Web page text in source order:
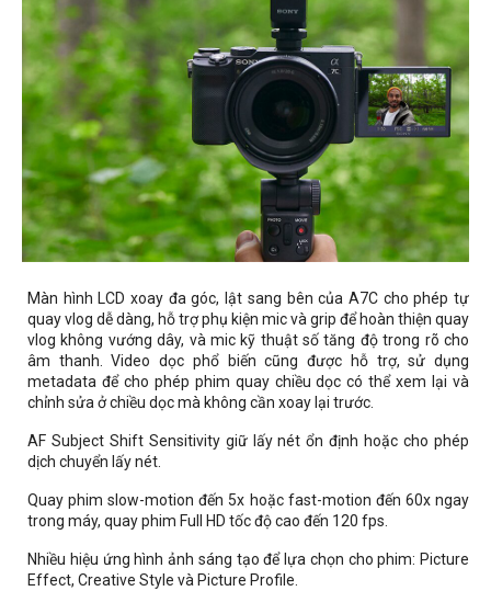
Màn hình LCD xoay đa góc, lật sang bên của A7C cho phép tự
quay vlog dễ dàng, hỗ trợ phụ kiện mic và grip để hoàn thiện quay
vlog không vướng dây, và mic kỹ thuật số tăng độ trong rõ cho
âm thanh. Video dọc phổ biến cũng được hỗ trợ, sử dụng
metadata để cho phép phim quay chiều dọc có thể xem lại và
chỉnh sửa ở chiều dọc mà không cần xoay lại trước.
AF Subject Shift Sensitivity giữ lấy nét ổn định hoặc cho phép
dịch chuyển lấy nét.
Quay phim slow-motion đến 5x hoặc fast-motion đến 60x ngay
trong máy, quay phim Full HD tốc độ cao đến 120 fps.
Nhiều hiệu ứng hình ảnh sáng tạo để lựa chọn cho phim: Picture
Effect, Creative Style và Picture Profile.